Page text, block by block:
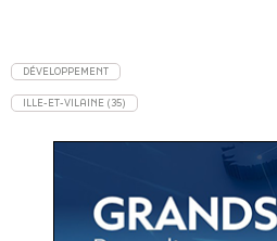
DÉVELOPPEMENT
ILLE-ET-VILAINE (35)